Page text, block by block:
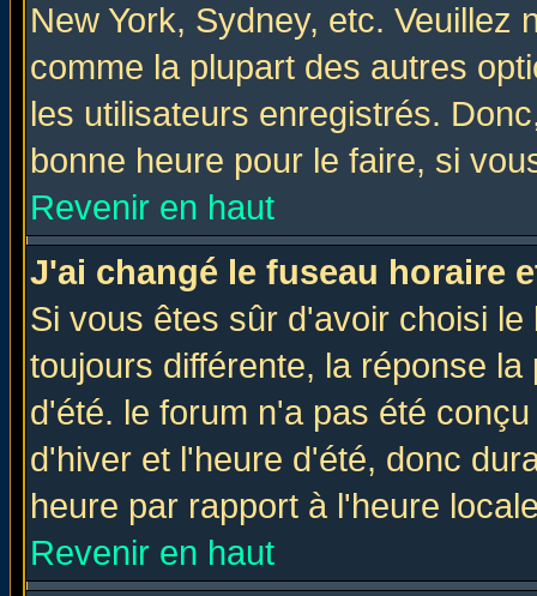
New York, Sydney, etc. Veuillez
comme la plupart des autres
les utilisateurs enregistrés.
bonne heure pour le faire, si
Revenir en haut
J'ai changé le fuseau horaire
Si vous êtes sûr d'avoir choisi
toujours différente, la réponse
d'été. le forum n'a pas été
d'hiver et l'heure d'été, donc
heure par rapport à l'heure
Revenir en haut